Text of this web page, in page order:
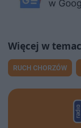
RUCH CHORZÓW